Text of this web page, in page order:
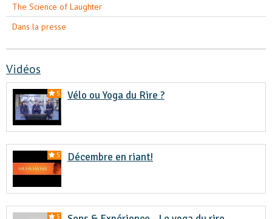
The Science of Laughter
Dans la presse
Vidéos
5 Vélo ou Yoga du Rire ?
5 Décembre en riant!
5